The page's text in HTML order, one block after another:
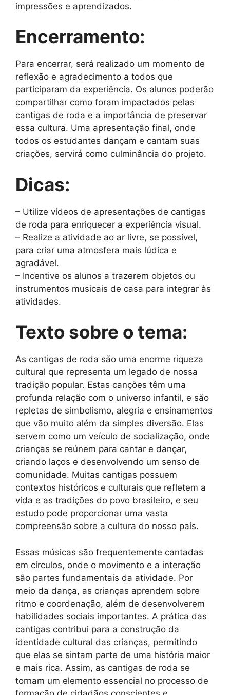
impressões e aprendizados.
Encerramento:
Para encerrar, será realizado um momento de
reflexão e agradecimento a todos que
participaram da experiência. Os alunos poderão
compartilhar como foram impactados pelas
cantigas de roda e a importância de preservar
essa cultura. Uma apresentação final, onde
todos os estudantes dançam e cantam suas
criações, servirá como culminância do projeto.
Dicas:
– Utilize vídeos de apresentações de cantigas
de roda para enriquecer a experiência visual.
– Realize a atividade ao ar livre, se possível,
para criar uma atmosfera mais lúdica e
agradável.
– Incentive os alunos a trazerem objetos ou
instrumentos musicais de casa para integrar às
atividades.
Texto sobre o tema:
As cantigas de roda são uma enorme riqueza
cultural que representa um legado de nossa
tradição popular. Estas canções têm uma
profunda relação com o universo infantil, e são
repletas de simbolismo, alegria e ensinamentos
que vão muito além da simples diversão. Elas
servem como um veículo de socialização, onde
crianças se reúnem para cantar e dançar,
criando laços e desenvolvendo um senso de
comunidade. Muitas cantigas possuem
contextos históricos e culturais que refletem a
vida e as tradições do povo brasileiro, e seu
estudo pode proporcionar uma vasta
compreensão sobre a cultura do nosso país.
Essas músicas são frequentemente cantadas
em círculos, onde o movimento e a interação
são partes fundamentais da atividade. Por
meio da dança, as crianças aprendem sobre
ritmo e coordenação, além de desenvolverem
habilidades sociais importantes. A prática das
cantigas contribui para a construção da
identidade cultural das crianças, permitindo
que elas se sintam parte de uma história maior
e mais rica. Assim, as cantigas de roda se
tornam um elemento essencial no processo de